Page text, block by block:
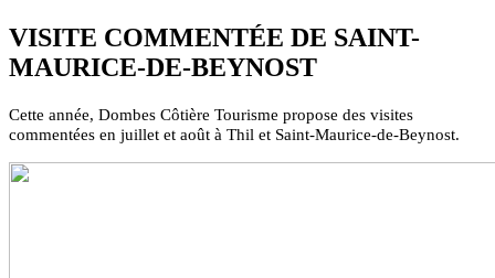
VISITE COMMENTÉE DE SAINT-
MAURICE-DE-BEYNOST
Cette année, Dombes Côtière Tourisme propose des visites
commentées en juillet et août à Thil et Saint-Maurice-de-Beynost.